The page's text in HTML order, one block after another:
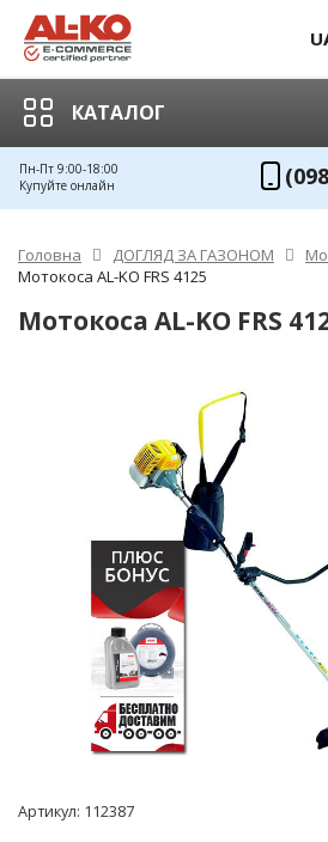
КАТАЛОГ
Пн-Пт 9:00-18:00
Купуйте онлайн
Головна ДОГЛЯД ЗА ГАЗОНОМ
Мотокоса AL-KO FRS 4125
Мотокоса AL-KO FRS
Артикул: 112387